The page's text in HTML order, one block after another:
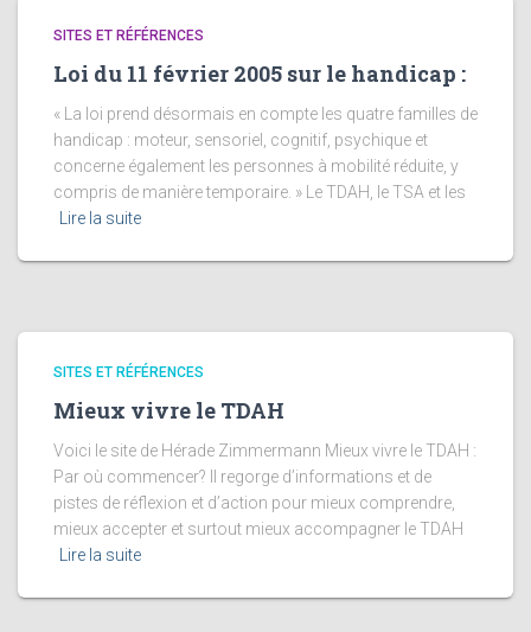
SITES ET RÉFÉRENCES
Loi du 11 février 2005 sur le handicap :
« La loi prend désormais en compte les quatre familles de
handicap : moteur, sensoriel, cognitif, psychique et
concerne également les personnes à mobilité réduite, y
compris de manière temporaire. » Le TDAH, le TSA et les
Lire la suite
SITES ET RÉFÉRENCES
Mieux vivre le TDAH
Voici le site de Hérade Zimmermann Mieux vivre le TDAH :
Par où commencer? Il regorge d’informations et de
pistes de réflexion et d’action pour mieux comprendre,
mieux accepter et surtout mieux accompagner le TDAH
Lire la suite